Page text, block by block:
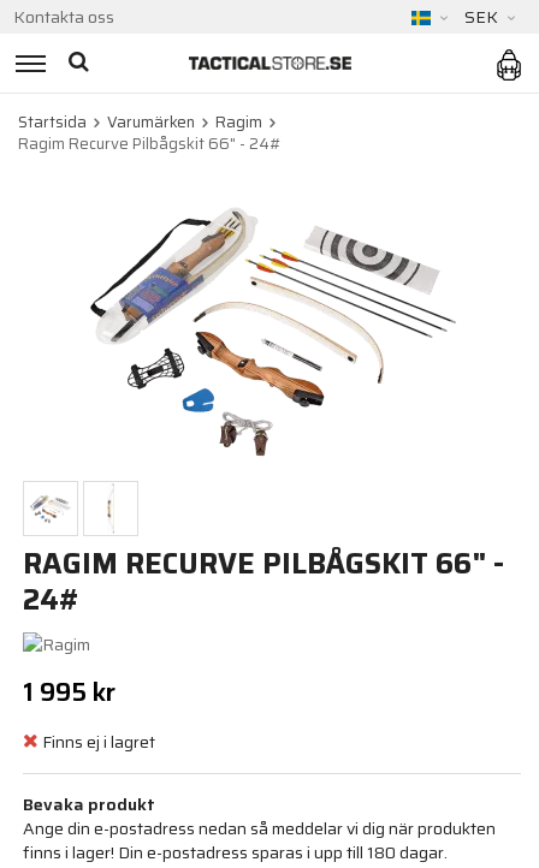
Kontakta oss SEK
Startsida Varumärken
Ragim
Ragim Recurve Pilbågskit 66" - 24#
RAGIM RECURVE PILBÅGSKIT 66" -
24#
1 995 kr
Finns ej i lagret
Bevaka produkt
Ange din e-postadress nedan så meddelar vi dig när produkten
finns i lager! Din e-postadress sparas i upp till 180 dagar.